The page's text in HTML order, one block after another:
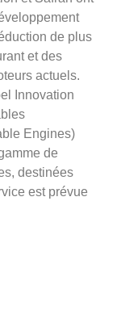
de plus
et des
actuels.
Innovation
Engines)
de
destinées
est prévue